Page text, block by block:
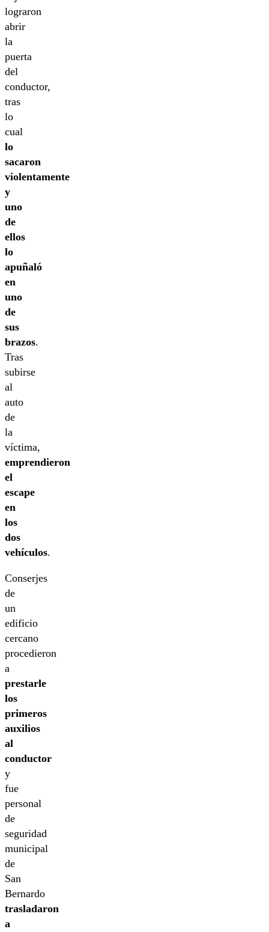
lograron
abrir
la
puerta
del
conductor,
tras
lo
cual
lo
sacaron
violentamente
y
uno
de
ellos
lo
apuñaló
en
uno
de
sus
brazos.
Tras
subirse
al
auto
de
la
víctima,
emprendieron
el
escape
en
los
dos
vehículos.
Conserjes
de
un
edificio
cercano
procedieron
a
prestarle
los
primeros
auxilios
al
conductor
y
fue
personal
de
seguridad
municipal
de
San
Bernardo
trasladaron
a